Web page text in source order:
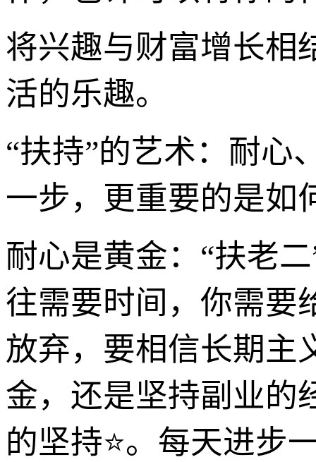
将兴趣与财富增长相
活的乐趣。
“扶持”的艺术：耐心
一步，更重要的是如
耐心是黄金：“扶老
往需要时间，你需要
放弃，要相信长期主
金，还是坚持副业的
的坚持⭐。每天进步